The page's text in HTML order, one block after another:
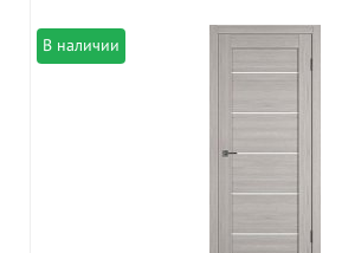
В наличии